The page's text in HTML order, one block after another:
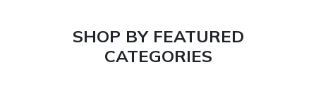
SHOP BY FEATURED
CATEGORIES